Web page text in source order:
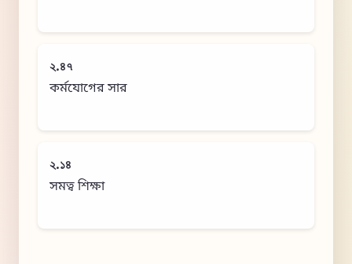
২.৪৭
কর্মযোগের সার
২.১৪
সমত্ব শিক্ষা